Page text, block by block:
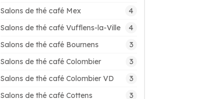
Salons de thé café Mex 4
Salons de thé café Vufflens-la-Ville 4
Salons de thé café Bournens 3
Salons de thé café Colombier 3
Salons de thé café Colombier VD 3
Salons de thé café Cottens 3